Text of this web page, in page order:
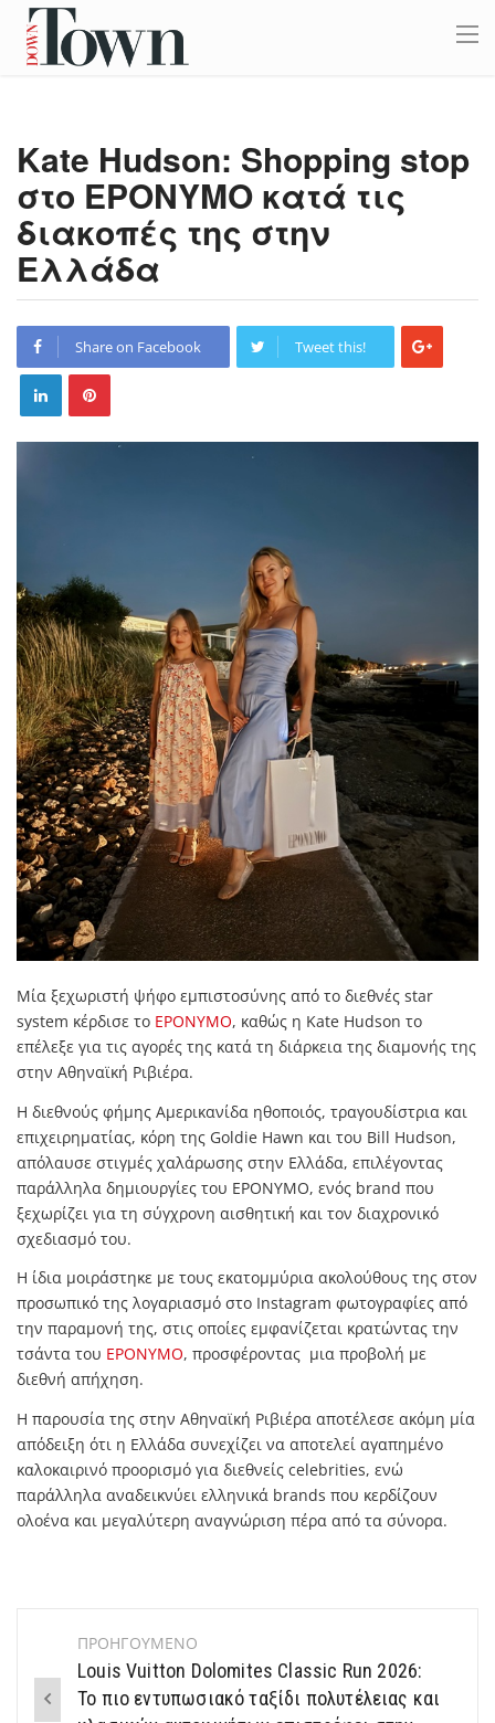
Kate Hudson: Shopping stop
στο EPONYMO κατά τις
διακοπές της στην
Ελλάδα
Share on Facebook Tweet this!
Μία ξεχωριστή ψήφο εμπιστοσύνης από το διεθνές star
system κέρδισε το EPONYMO, καθώς η Kate Hudson το
επέλεξε για τις αγορές της κατά τη διάρκεια της διαμονής της
στην Αθηναϊκή Ριβιέρα.
Η διεθνούς φήμης Αμερικανίδα ηθοποιός, τραγουδίστρια και
επιχειρηματίας, κόρη της Goldie Hawn και του Bill Hudson,
απόλαυσε στιγμές χαλάρωσης στην Ελλάδα, επιλέγοντας
παράλληλα δημιουργίες του EPONYMO, ενός brand που
ξεχωρίζει για τη σύγχρονη αισθητική και τον διαχρονικό
σχεδιασμό του.
Η ίδια μοιράστηκε με τους εκατομμύρια ακολούθους της στον
προσωπικό της λογαριασμό στο Instagram φωτογραφίες από
την παραμονή της, στις οποίες εμφανίζεται κρατώντας την
τσάντα του EPONYMO, προσφέροντας μια προβολή με
διεθνή απήχηση.
Η παρουσία της στην Αθηναϊκή Ριβιέρα αποτέλεσε ακόμη μία
απόδειξη ότι η Ελλάδα συνεχίζει να αποτελεί αγαπημένο
καλοκαιρινό προορισμό για διεθνείς celebrities, ενώ
παράλληλα αναδεικνύει ελληνικά brands που κερδίζουν
ολοένα και μεγαλύτερη αναγνώριση πέρα από τα σύνορα.
Post
navigation
ΠΡΟΗΓΟΥΜΕΝΟ
Louis Vuitton Dolomites Classic Run 2026:
Το πιο εντυπωσιακό ταξίδι πολυτέλειας και